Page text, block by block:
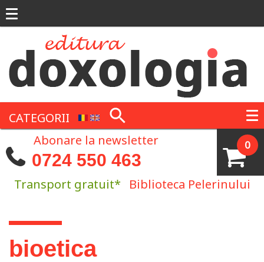
CATEGORII
0
Abonare la newsletter
0724 550 463
Transport gratuit* Biblioteca Pelerinului
Eşti aici
bioetica